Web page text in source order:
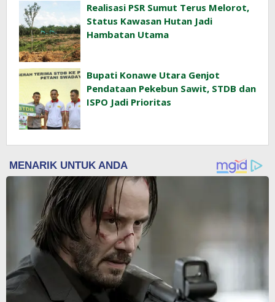
Realisasi PSR Sumut Terus Melorot,
Status Kawasan Hutan Jadi
Hambatan Utama
Bupati Konawe Utara Genjot
Pendataan Pekebun Sawit, STDB dan
ISPO Jadi Prioritas